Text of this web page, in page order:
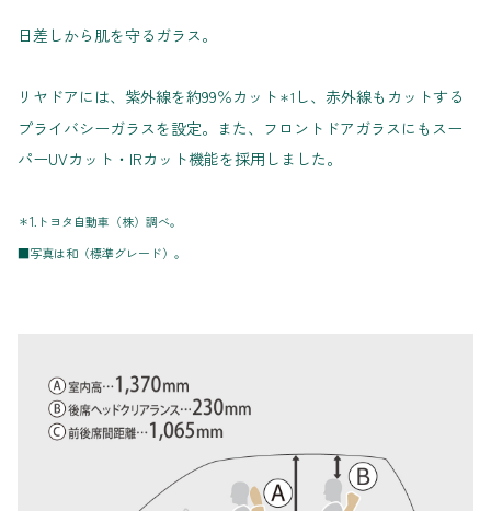
日差しから肌を守るガラス。
リヤドアには、紫外線を約99％カット ＊1 し、赤外線もカットする
プライバシーガラスを設定。また、フロントドアガラスにもスー
パーUVカット・IRカット機能を採用しました。
＊1.トヨタ自動車（株）調べ。
■写真は和（標準グレード）。